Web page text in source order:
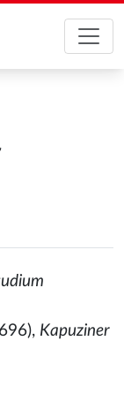
Kapuziner